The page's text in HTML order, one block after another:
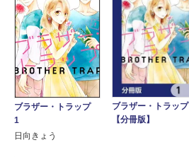
ブラザー・トラップ
1
日向きょう
ブラザー・トラップ
【分冊版】